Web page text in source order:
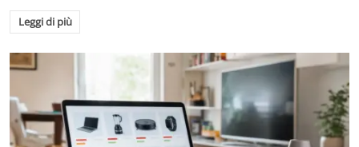
Leggi di più